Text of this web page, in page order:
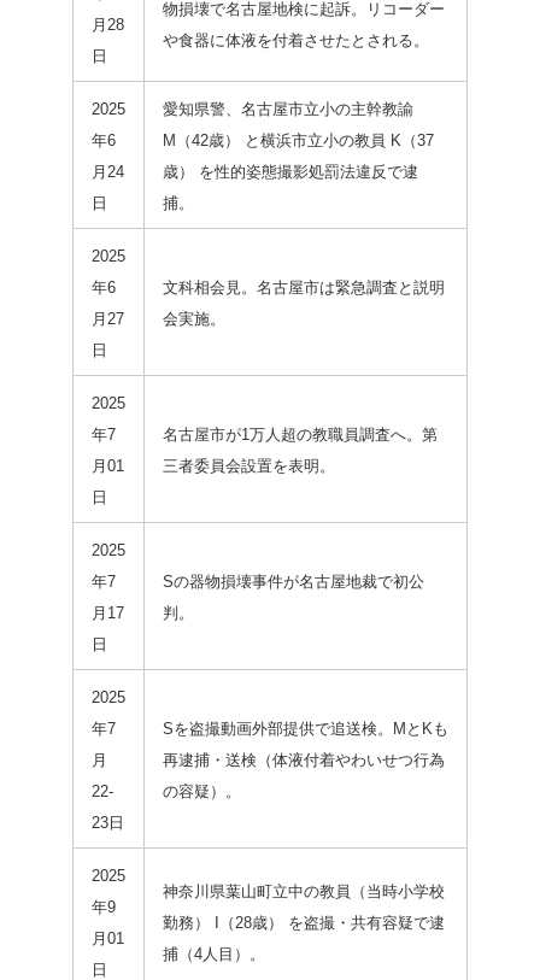
月28
日
物損壊で名古屋地検に起訴。リコーダー
や食器に体液を付着させたとされる。
2025
年6
月24
日
愛知県警、名古屋市立小の主幹教諭
M（42歳） と横浜市立小の教員 K（37
歳） を性的姿態撮影処罰法違反で逮
捕。
2025
年6
月27
日
文科相会見。名古屋市は緊急調査と説明
会実施。
2025
年7
月01
日
名古屋市が1万人超の教職員調査へ。第
三者委員会設置を表明。
2025
年7
月17
日
Sの器物損壊事件が名古屋地裁で初公
判。
2025
年7
月
22-
23日
Sを盗撮動画外部提供で追送検。MとKも
再逮捕・送検（体液付着やわいせつ行為
の容疑）。
2025
年9
月01
日
神奈川県葉山町立中の教員（当時小学校
勤務） I（28歳） を盗撮・共有容疑で逮
捕（4人目）。